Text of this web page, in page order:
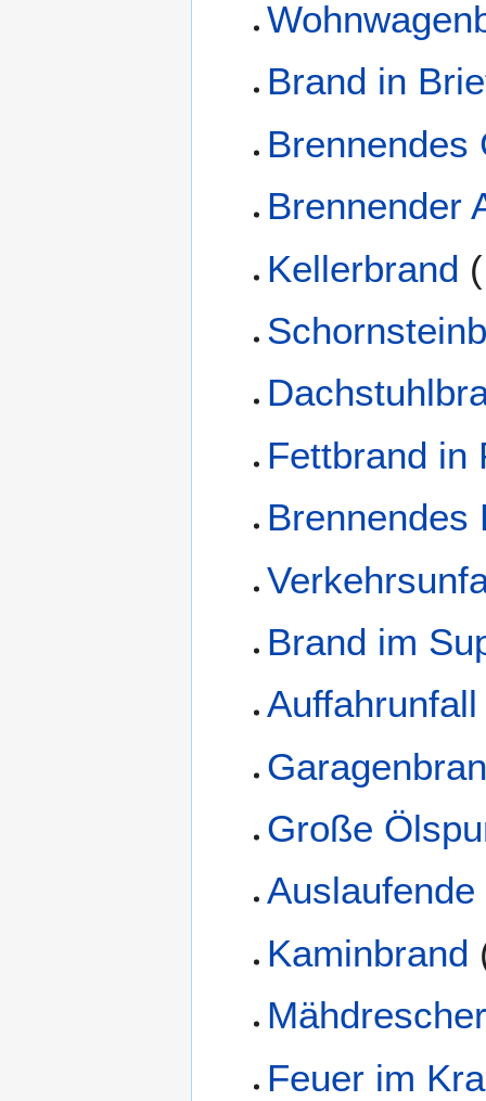
Brand in
Brennendes
Brennender
Kellerbrand (
Fettbrand in
Brennendes
Brand im
Auffahrunfall
Große
Kaminbrand
Feuer im